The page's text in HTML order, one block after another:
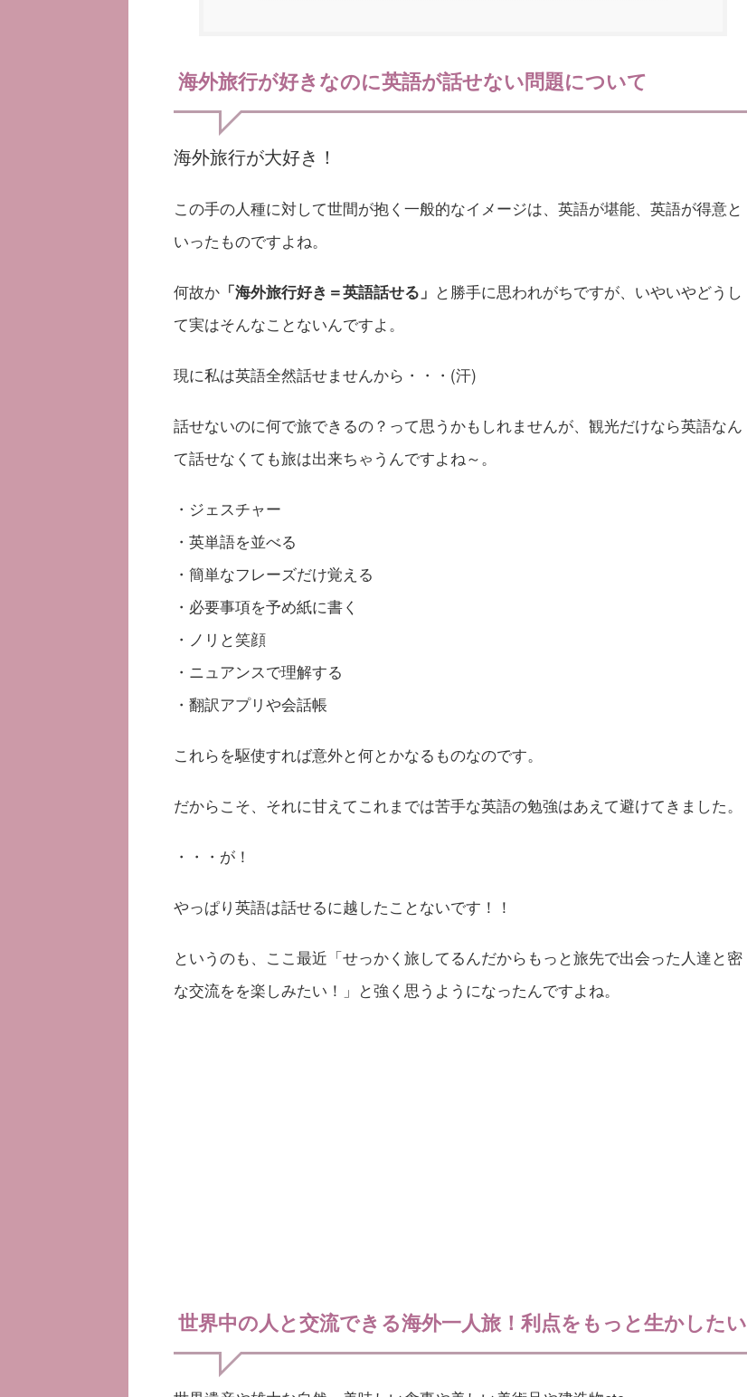
海外旅行が好きなのに英語が話せない問題について
海外旅行が大好き！
この手の人種に対して世間が抱く一般的なイメージは、英語が堪能、英語が得意と
いったものですよね。
何故か 「海外旅行好き＝英語話せる」 と勝手に思われがちですが、いやいやどうし
て実はそんなことないんですよ。
現に私は英語全然話せませんから・・・(汗)
話せないのに何で旅できるの？って思うかもしれませんが、観光だけなら英語なん
て話せなくても旅は出来ちゃうんですよね～。
・ジェスチャー
・英単語を並べる
・簡単なフレーズだけ覚える
・必要事項を予め紙に書く
・ノリと笑顔
・ニュアンスで理解する
・翻訳アプリや会話帳
これらを駆使すれば意外と何とかなるものなのです。
だからこそ、それに甘えてこれまでは苦手な英語の勉強はあえて避けてきました。
・・・が！
やっぱり英語は話せるに越したことないです！！
というのも、ここ最近「せっかく旅してるんだからもっと旅先で出会った人達と密
な交流をを楽しみたい！」と強く思うようになったんですよね。
世界中の人と交流できる海外一人旅！利点をもっと生かしたい